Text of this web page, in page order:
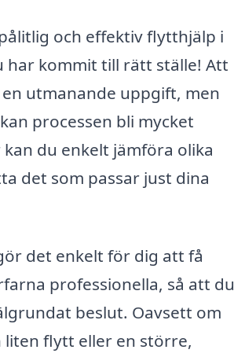
och effektiv flytthjälp i
har kommit till rätt ställe! Att
utmanande uppgift, men
processen bli mycket
du enkelt jämföra olika
det som passar just dina
det enkelt för dig att få
professionella, så att du
beslut. Oavsett om
liten flytt eller en större,